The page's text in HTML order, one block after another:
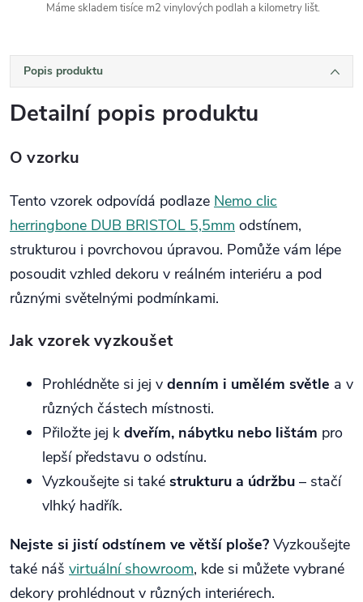
Máme skladem tisíce m2 vinylových podlah a kilometry lišt.
Popis produktu
Detailní popis produktu
O vzorku
Tento vzorek odpovídá podlaze Nemo clic
herringbone DUB BRISTOL 5,5mm odstínem,
strukturou i povrchovou úpravou. Pomůže vám lépe
posoudit vzhled dekoru v reálném interiéru a pod
různými světelnými podmínkami.
Jak vzorek vyzkoušet
Prohlédněte si jej v denním i umělém světle a v
různých částech místnosti.
Přiložte jej k dveřím, nábytku nebo lištám pro
lepší představu o odstínu.
Vyzkoušejte si také strukturu a údržbu – stačí
vlhký hadřík.
Nejste si jistí odstínem ve větší ploše? Vyzkoušejte
také náš virtuální showroom, kde si můžete vybrané
dekory prohlédnout v různých interiérech.